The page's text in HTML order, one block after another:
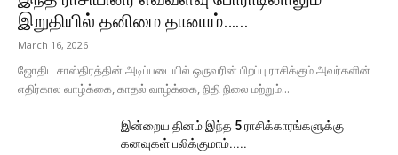
இறுதியில் தனிமை தானாம்…...
March 16, 2026
ஜோதிட சாஸ்திரத்தின் அடிப்படையில் ஒருவரின் பிறப்பு ராசிக்கும் அவர்களின்
எதிர்கால வாழ்க்கை, காதல் வாழ்க்கை, நிதி நிலை மற்றும்...
இன்றைய தினம் இந்த 5 ராசிக்காரங்களுக்கு
கனவுகள் பலிக்குமாம்.....